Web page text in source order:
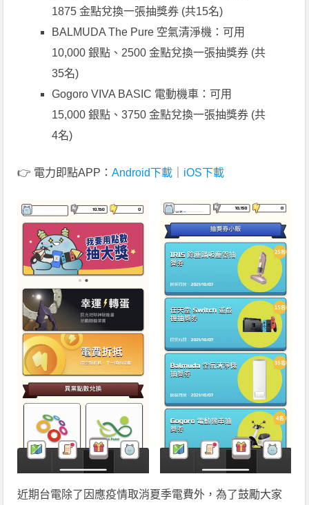
1875 金點兌換一張抽獎券 (共15名)
BALMUDA The Pure 空氣清淨機：可用
10,000 銀點、2500 金點兌換一張抽獎券 (共
35名)
Gogoro VIVA BASIC 電動機車：可用
15,000 銀點、3750 金點兌換一張抽獎券 (共
4名)
👉 電力即點APP：Android下載 iOS下載
近期台電除了因應疫情取消夏季電費外，為了鼓勵大家